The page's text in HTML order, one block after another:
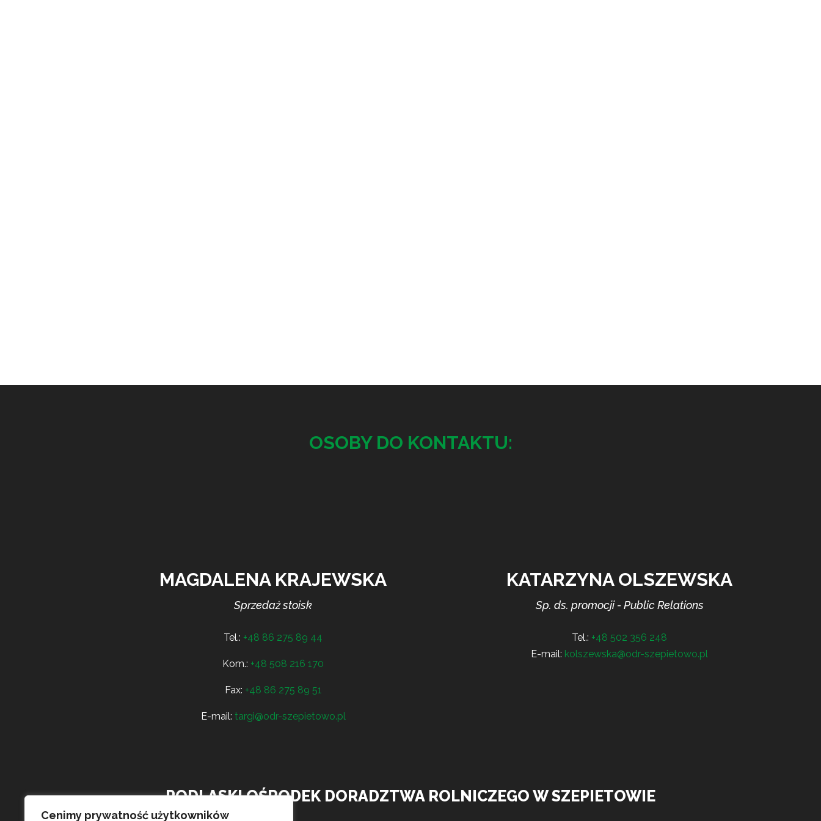
Cenimy prywatność użytkowników
OSOBY DO KONTAKTU:
MAGDALENA KRAJEWSKA
Sprzedaż stoisk
Tel.: +48 86 275 89 44
Kom.: +48 508 216 170
Fax: +48 86 275 89 51
E-mail: targi@odr-szepietowo.pl
KATARZYNA OLSZEWSKA
Sp. ds. promocji - Public Relations
Tel.: +48 502 356 248
E-mail: kolszewska@odr-szepietowo.pl
PODLASKI OŚRODEK DORADZTWA ROLNICZEGO W SZEPIETOWIE